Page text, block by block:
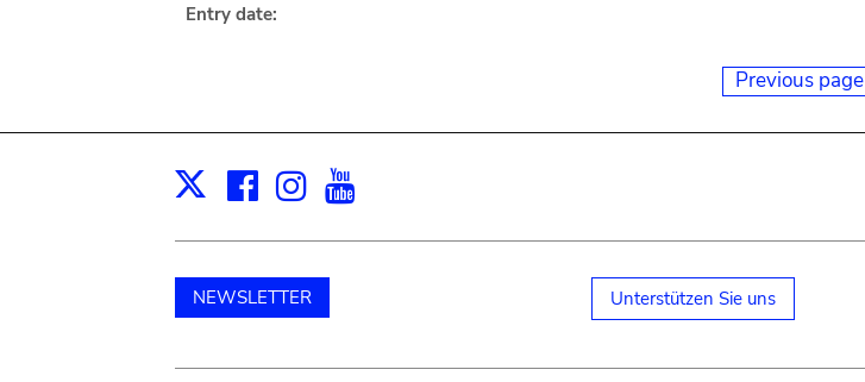
Entry date:
Previous page
X Facebook
Instagram
NEWSLETTER Unterstützen Sie uns